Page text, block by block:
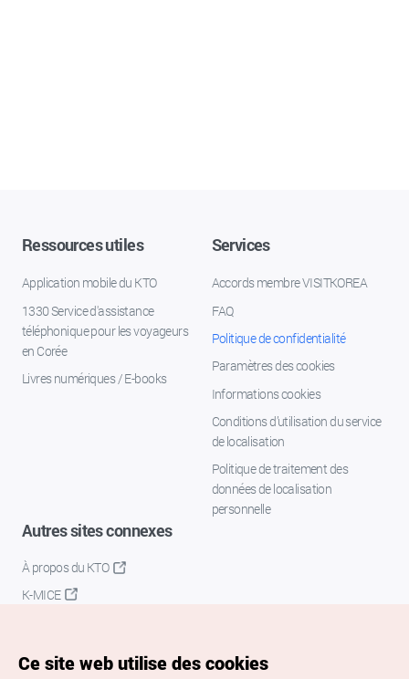
Ressources utiles
Application mobile du KTO
1330 Service d'assistance
téléphonique pour les voyageurs
en Corée
Livres numériques / E-books
Services
Accords membre VISITKOREA
FAQ
Politique de confidentialité
Paramètres des cookies
Informations cookies
Conditions d’utilisation du service
de localisation
Politique de traitement des
données de localisation
personnelle
Autres sites connexes
À propos du KTO
K-MICE
Ce site web utilise des cookies